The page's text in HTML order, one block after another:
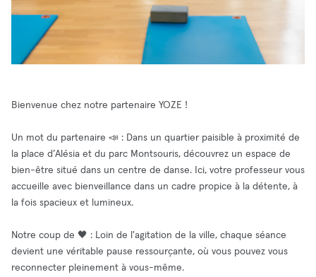
Bienvenue chez notre partenaire YOZE !
Un mot du partenaire 📣 : Dans un quartier paisible à proximité de
la place d’Alésia et du parc Montsouris, découvrez un espace de
bien-être situé dans un centre de danse. Ici, votre professeur vous
accueille avec bienveillance dans un cadre propice à la détente, à
la fois spacieux et lumineux.
Notre coup de 🖤 : Loin de l'agitation de la ville, chaque séance
devient une véritable pause ressourçante, où vous pouvez vous
reconnecter pleinement à vous-même.